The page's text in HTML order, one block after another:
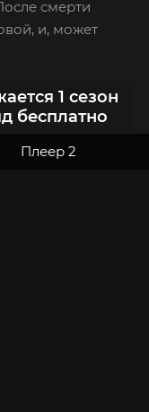
смерти
и, может
1 сезон
бесплатно
Плеер 2